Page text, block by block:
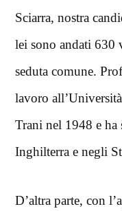
Sciarra, nostra
lei sono andati 630
seduta comune.
lavoro
Trani nel 1948 e ha
Inghilterra e negli
D’altra parte, con